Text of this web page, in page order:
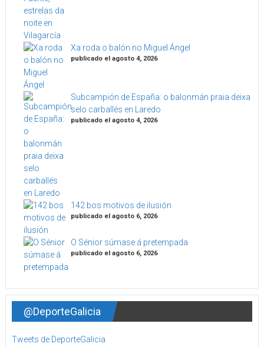
Xa roda o balón no Miguel Ángel
publicado el agosto 4, 2026
Subcampión de España: o balonmán praia deixa
selo carballés en Laredo
publicado el agosto 4, 2026
142 bos motivos de ilusión
publicado el agosto 6, 2026
O Sénior súmase á pretempada
publicado el agosto 6, 2026
@DeporteGalicia
Tweets de DeporteGalicia